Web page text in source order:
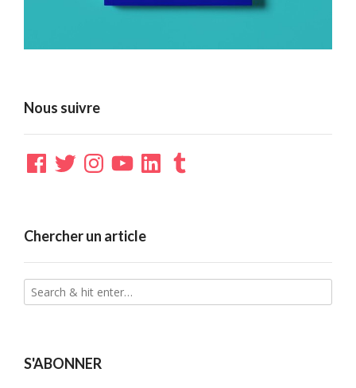
Nous suivre
Facebook
TwitterInstagramYouTubeLinkedInTumblr
Chercher un article
S'ABONNER